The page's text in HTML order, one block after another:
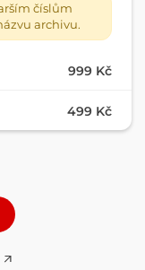
číslům
archivu.
999 Kč
499 Kč